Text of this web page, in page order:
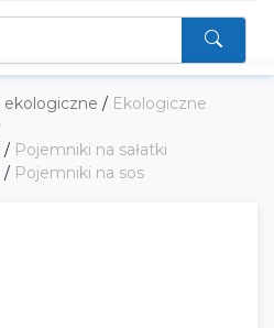
ekologiczne / Ekologiczne
/ Pojemniki na sałatki
/ Pojemniki na sos